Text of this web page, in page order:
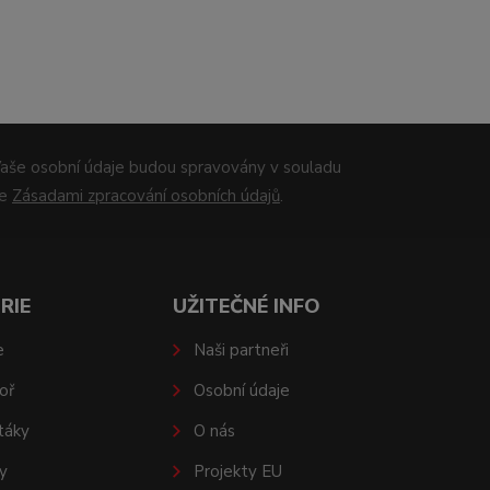
osobní údaje budou spravovány v souladu
Zásadami zpracování osobních údajů.
UŽITEČNÉ INFO
Naši partneři
Osobní údaje
O nás
Projekty EU